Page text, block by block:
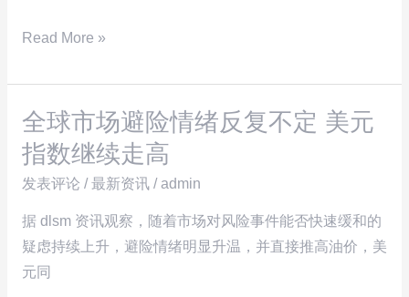
标
逻
辑
分
析
与
实
战
Read More »
全球市场避险情绪反复不定 美元
指数继续走高
发表评论 /最新资讯/admin
据 dlsm 资讯观察，随着市场对风险事件能否快速缓和的
疑虑持续上升，避险情绪明显升温，并直接推高油价，美
元同
全
球
市
场
避
险
情